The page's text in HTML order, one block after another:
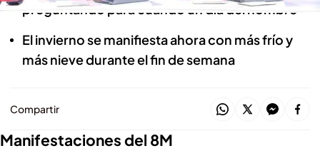
preguntando para cuándo un día del hombre
El invierno se manifiesta ahora con más frío y
más nieve durante el fin de semana
Compartir
Manifestaciones del 8M